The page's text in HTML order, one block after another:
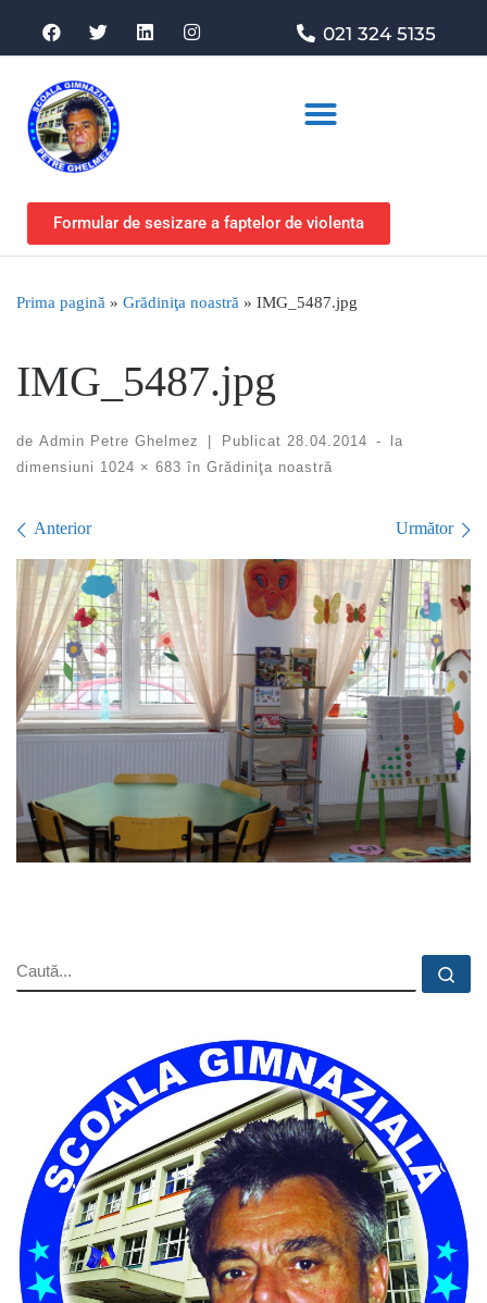
021 324 5135
Formular de sesizare a faptelor de violenta
Prima pagină » Grădiniţa noastră » IMG_5487.jpg
IMG_5487.jpg
de Admin Petre Ghelmez | Publicat 28.04.2014 -
la
dimensiuni 1024 × 683 în Grădiniţa noastră
Navigare în imagini
Anterior Următor